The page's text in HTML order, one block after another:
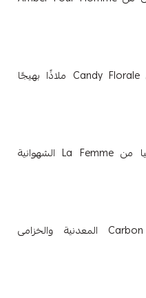
يُعد الفاوانيا والجاوي والعسل من Candy Florale ملاذًا بهيجًا
تجسد الفرانجيباني والإيلنغ والفانيليا من La Femme الشهوانية
تجسد مكونات Carbon Luna Rossa المعدنية والخزامى